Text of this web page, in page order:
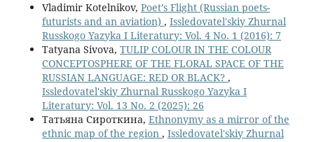
Vladimir Kotelnikov, Poet’s Flight (Russian poets-
futurists and an aviation) , Issledovatel'skiy Zhurnal
Russkogo Yazyka I Literatury: Vol. 4 No. 1 (2016): 7
Tatyana Sivova, TULIP COLOUR IN THE COLOUR
CONCEPTOSPHERE OF THE FLORAL SPACE OF THE
RUSSIAN LANGUAGE: RED OR BLACK? ,
Issledovatel'skiy Zhurnal Russkogo Yazyka I
Literatury: Vol. 13 No. 2 (2025): 26
Татьяна Сироткина, Ethnonymy as a mirror of the
ethnic map of the region , Issledovatel'skiy Zhurnal